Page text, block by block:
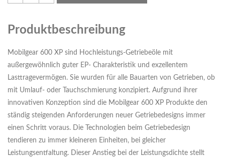
Produktbeschreibung
Mobilgear 600 XP sind Hochleistungs-Getriebeöle mit
außergewöhnlich guter EP- Charakteristik und exzellentem
Lasttragevermögen. Sie wurden für alle Bauarten von Getrieben, ob
mit Umlauf- oder Tauchschmierung konzipiert. Aufgrund ihrer
innovativen Konzeption sind die Mobilgear 600 XP Produkte den
ständig steigenden Anforderungen neuer Getriebedesigns immer
einen Schritt voraus. Die Technologien beim Getriebedesign
tendieren zu immer kleineren Einheiten, bei gleicher
Leistungsentfaltung. Dieser Anstieg bei der Leistungsdichte stellt